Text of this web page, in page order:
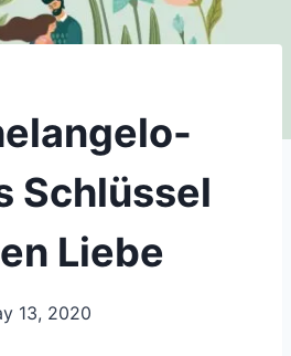
Schlüssel
Liebe
13, 2020